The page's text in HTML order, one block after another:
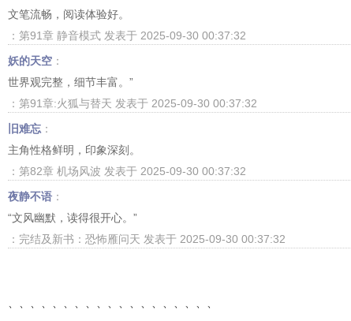
文笔流畅，阅读体验好。
：第91章 静音模式 发表于 2025-09-30 00:37:32
妖的天空 ：
世界观完整，细节丰富。”
：第91章:火狐与替天 发表于 2025-09-30 00:37:32
旧难忘 ：
主角性格鲜明，印象深刻。
：第82章 机场风波 发表于 2025-09-30 00:37:32
夜静不语 ：
“文风幽默，读得很开心。”
：完结及新书：恐怖雁问天 发表于 2025-09-30 00:37:32